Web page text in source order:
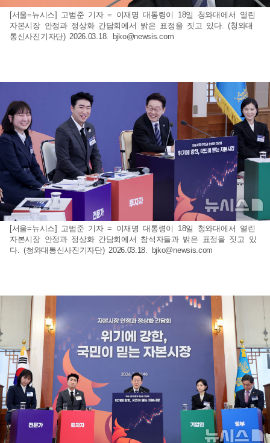
[서울=뉴시스] 고범준 기자 = 이재명 대통령이 18일 청와대에서 열린
자본시장 안정과 정상화 간담회에서 밝은 표정을 짓고 있다. (청와대
통신사진기자단) 2026.03.18.
bjko@newsis.com
[서울=뉴시스] 고범준 기자 = 이재명 대통령이 18일 청와대에서 열린
자본시장 안정과 정상화 간담회에서 참석자들과 밝은 표정을 짓고 있
다. (청와대통신사진기자단) 2026.03.18. bjko@newsis.com